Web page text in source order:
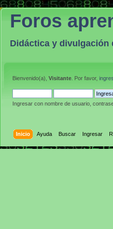
Foros
Didáctica y divulgación
Bienvenido(a), Visitante . Por favor,
Ingresar con nombre de usuario,
Inicio Ayuda Buscar Ingresar